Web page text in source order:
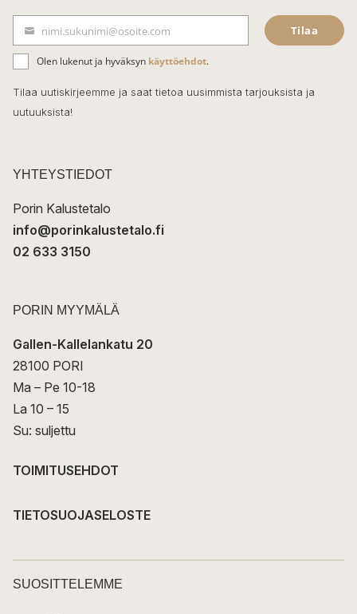
e
b
o
o
k
ä
h
k
t
nimi.sukunimi@osoite.com Tilaa
Olen lukenut ja hyväksyn käyttöehdot.
Tilaa uutiskirjeemme ja saat tietoa uusimmista tarjouksista ja
uutuuksista!
YHTEYSTIEDOT
Porin Kalustetalo
info@porinkalustetalo.fi
02 633 3150
PORIN MYYMÄLÄ
Gallen-Kallelankatu 20
28100 PORI
Ma – Pe 10-18
La 10 – 15
Su: suljettu
TOIMITUSEHDOT
TIETOSUOJASELOSTE
SUOSITTELEMME